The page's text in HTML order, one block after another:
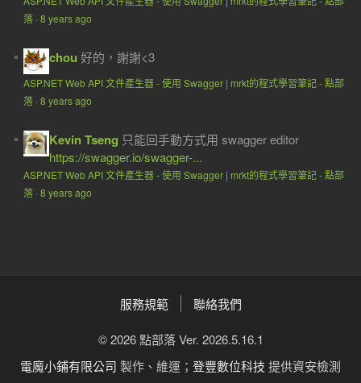
落· 8 years ago
chou 好的，謝謝<3
ASP.NET Web API 文件產生器 - 使用 Swagger | mrkt的程式學習筆記 - 點部
落· 8 years ago
Kevin Tseng 只能回手動方式用 swagger editor
https://swagger.io/swagger-...
ASP.NET Web API 文件產生器 - 使用 Swagger | mrkt的程式學習筆記 - 點部
落· 8 years ago
服務規範 聯絡我們
© 2026 點部落 Ver. 2026.5.16.1
電魔小鋪有限公司 製作、維運； 登豐數位科技 提供資安檢測